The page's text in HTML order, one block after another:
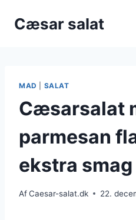
Cæsar salat
MAD SALAT
Cæsarsalat
parmesan
ekstra smag
AfCaesar-salat.dk 22.